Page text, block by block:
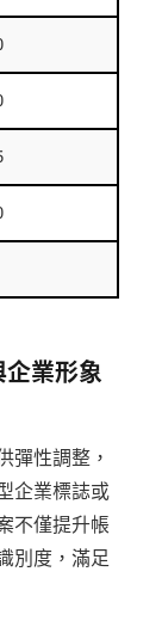
企業形象
彈性調整，
企業標誌或
不僅提升帳
別度，滿足